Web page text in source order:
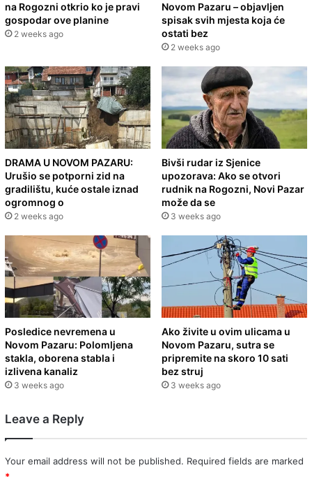
na Rogozni otkrio ko je pravi
gospodar ove planine
2 weeks ago
Novom Pazaru – objavljen
spisak svih mjesta koja će
ostati bez
2 weeks ago
DRAMA U NOVOM PAZARU:
Urušio se potporni zid na
gradilištu, kuće ostale iznad
ogromnog o
2 weeks ago
Bivši rudar iz Sjenice
upozorava: Ako se otvori
rudnik na Rogozni, Novi Pazar
može da se
3 weeks ago
Posledice nevremena u
Novom Pazaru: Polomljena
stakla, oborena stabla i
izlivena kanaliz
3 weeks ago
Ako živite u ovim ulicama u
Novom Pazaru, sutra se
pripremite na skoro 10 sati
bez struj
3 weeks ago
Leave a Reply
Your email address will not be published. Required fields are marked